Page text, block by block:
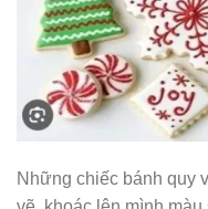
Những chiếc bánh quy